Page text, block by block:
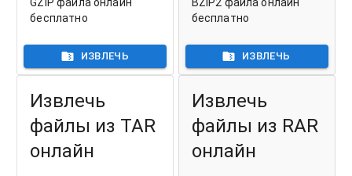
бесплатно
ИЗВЛЕЧЬ
бесплатно
ИЗВЛЕЧЬ
Извлечь
файлы из TAR
онлайн
Извлечь
файлы из RAR
онлайн